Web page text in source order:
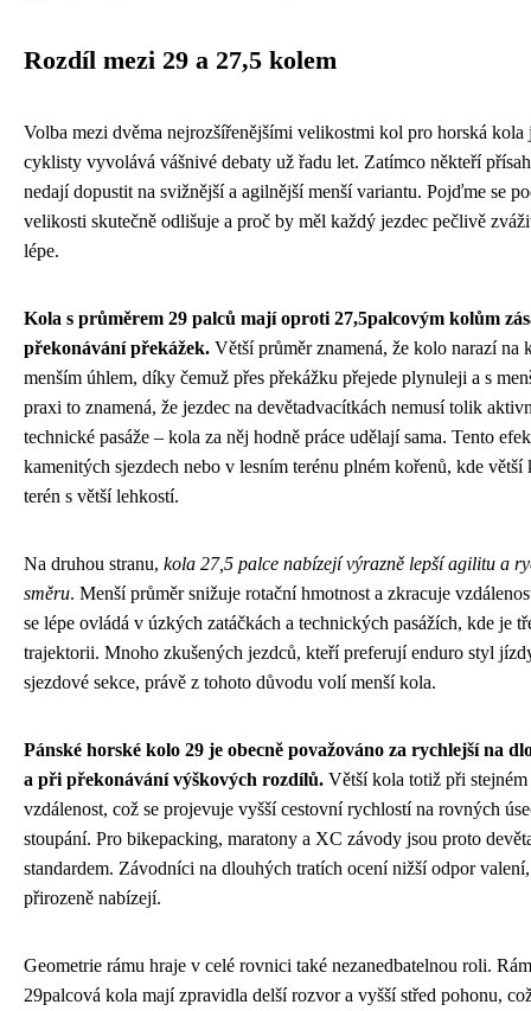
Rozdíl mezi 29 a 27,5 kolem
Volba mezi dvěma nejrozšířenějšími velikostmi kol pro horská kola
cyklisty vyvolává vášnivé debaty už řadu let. Zatímco někteří
nedají dopustit na svižnější a agilnější menší variantu. Pojďme se
velikosti skutečně odlišuje a proč by měl každý jezdec pečlivě
lépe.
Kola s průměrem 29 palců mají oproti 27,5palcovým kolům
překonávání překážek. Větší průměr znamená, že kolo narazí na
menším úhlem, díky čemuž přes překážku přejede plynuleji a s
praxi to znamená, že jezdec na devětadvacítkách nemusí tolik
technické pasáže – kola za něj hodně práce udělají sama. Tento
kamenitých sjezdech nebo v lesním terénu plném kořenů, kde
terén s větší lehkostí.
Na druhou stranu, kola 27,5 palce nabízejí výrazně lepší agilitu a
směru. Menší průměr snižuje rotační hmotnost a zkracuje
se lépe ovládá v úzkých zatáčkách a technických pasážích, kde je
trajektorii. Mnoho zkušených jezdců, kteří preferují enduro styl
sjezdové sekce, právě z tohoto důvodu volí menší kola.
Pánské horské kolo 29 je obecně považováno za rychlejší na
a při překonávání výškových rozdílů. Větší kola totiž při
vzdálenost, což se projevuje vyšší cestovní rychlostí na rovných
stoupání. Pro bikepacking, maratony a XC závody jsou proto
standardem. Závodníci na dlouhých tratích ocení nižší odpor
přirozeně nabízejí.
Geometrie rámu hraje v celé rovnici také nezanedbatelnou roli.
29palcová kola mají zpravidla delší rozvor a vyšší střed pohonu,